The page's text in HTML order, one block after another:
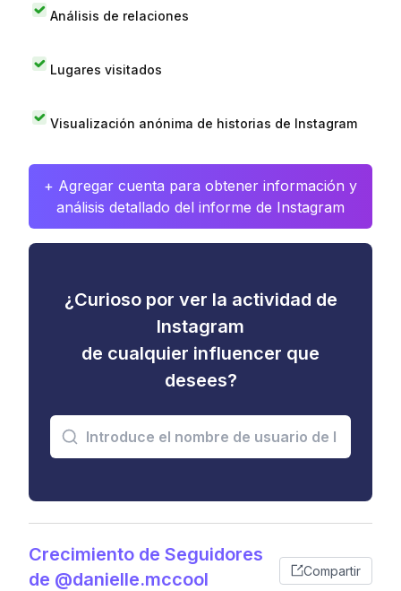
Análisis de relaciones
Lugares visitados
Visualización anónima de historias de Instagram
+ Agregar cuenta para obtener información y
análisis detallado del informe de Instagram
¿Curioso por ver la actividad de
Instagram
de cualquier influencer que
desees?
Crecimiento de Seguidores
de @danielle.mccool
Compartir